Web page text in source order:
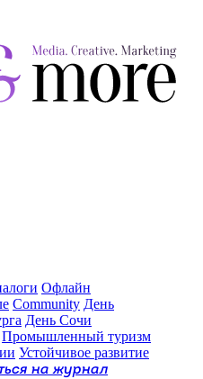
Офлайн
Community День
День Сочи
Промышленный туризм
Устойчивое развитие
на журнал